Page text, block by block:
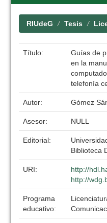
RIUdeG Tesis
Título:
Guías de
en la
telefonía
Autor: Gómez
Asesor: NULL
Editorial:
Biblioteca
URI:
http://
http://
Programa
educativo: